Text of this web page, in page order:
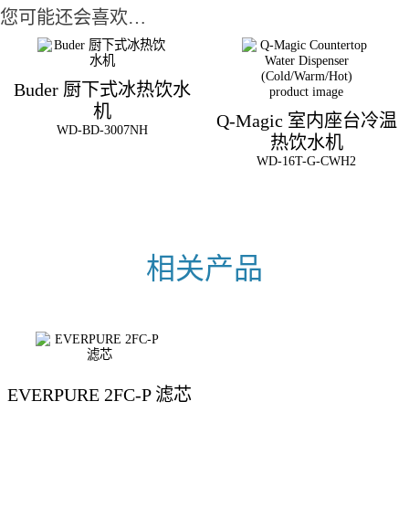
您可能还会喜欢…
Buder 厨下式冰热饮水
机
WD-BD-3007NH
Q-Magic 室内座台冷温
热饮水机
WD-16T-G-CWH2
EVERPURE 2FC-P 滤芯